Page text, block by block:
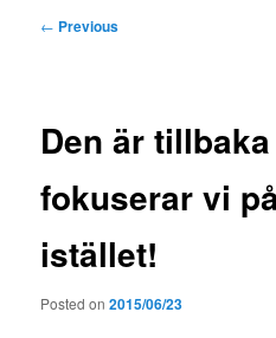
Post
← Previous
Den är
fokuserar vi
istället!
Posted on2015/06/23